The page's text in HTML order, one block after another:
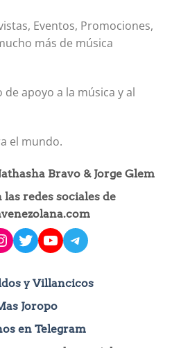
Eventos, Promociones,
más de música
apoyo a la música y al
el mundo.
Bravo & Jorge Glem
las redes sociales de
Twitter
YouTube
Telegram
y Villancicos
Joropo
en Telegram